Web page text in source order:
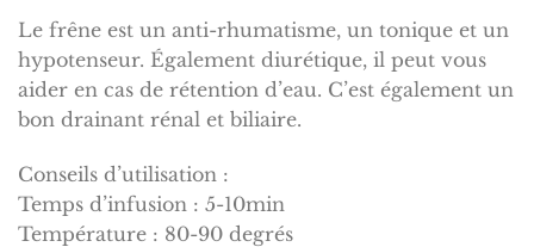
Le frêne est un anti-rhumatisme, un tonique et un
hypotenseur. Également diurétique, il peut vous
aider en cas de rétention d’eau. C’est également un
bon drainant rénal et biliaire.
Conseils d’utilisation :
Temps d’infusion : 5-10min
Température : 80-90 degrés